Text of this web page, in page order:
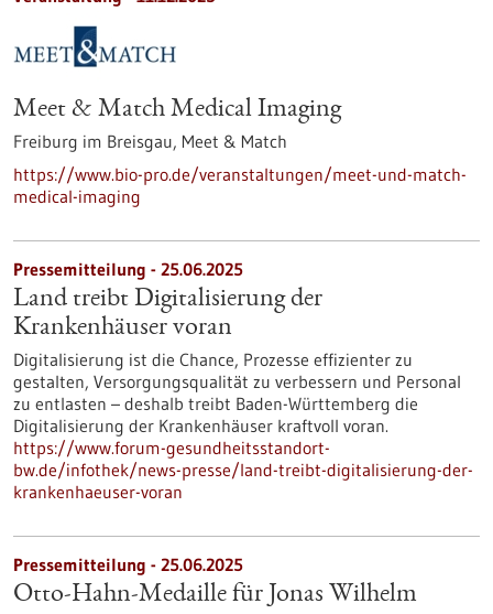
Meet & Match Medical Imaging
Freiburg im Breisgau, Meet & Match
https://www.bio-pro.de/veranstaltungen/meet-und-match-
medical-imaging
Pressemitteilung - 25.06.2025
Land treibt Digitalisierung der
Krankenhäuser voran
Digitalisierung ist die Chance, Prozesse effizienter zu
gestalten, Versorgungsqualität zu verbessern und Personal
zu entlasten – deshalb treibt Baden-Württemberg die
Digitalisierung der Krankenhäuser kraftvoll voran.
https://www.forum-gesundheitsstandort-
bw.de/infothek/news-presse/land-treibt-digitalisierung-der-
krankenhaeuser-voran
Pressemitteilung - 25.06.2025
Otto-Hahn-Medaille für Jonas Wilhelm